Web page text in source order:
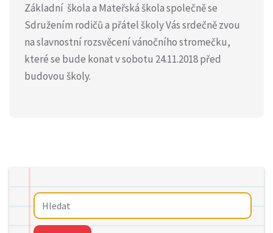
Základní škola a Mateřská škola společně se
Sdružením rodičů a přátel školy Vás srdečně zvou
na slavnostní rozsvěcení vánočního stromečku,
které se bude konat v sobotu 24.11.2018 před
budovou školy.